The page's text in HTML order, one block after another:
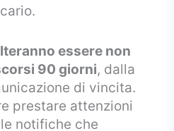
essere non
90 giorni, dalla
di vincita.
prestare attenzioni
notifiche che